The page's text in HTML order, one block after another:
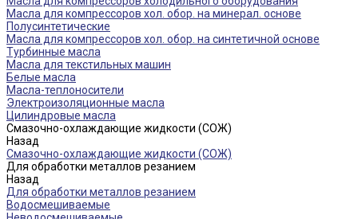
Масла для компрессоров хол. обор. на минерал. основе
Полусинтетические
Масла для компрессоров хол. обор. на синтетичной основе
Турбинные масла
Масла для текстильных машин
Белые масла
Масла-теплоносители
Электроизоляционные масла
Цилиндровые масла
Смазочно-охлаждающие жидкости (СОЖ)
Назад
Смазочно-охлаждающие жидкости (СОЖ)
Для обработки металлов резанием
Назад
Для обработки металлов резанием
Водосмешиваемые